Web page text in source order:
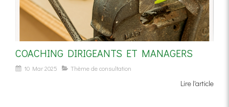
COACHING DIRIGEANTS ET MANAGERS
10 Mar 2025 Thème de consultation
Lire l'article